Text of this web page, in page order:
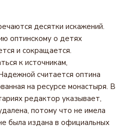
десятки искажений.
оптинскому о детях
и сокращается.
к источникам,
считается оптина
на ресурсе монастыря. В
редактор указывает,
потому что не имела
была издана в официальных